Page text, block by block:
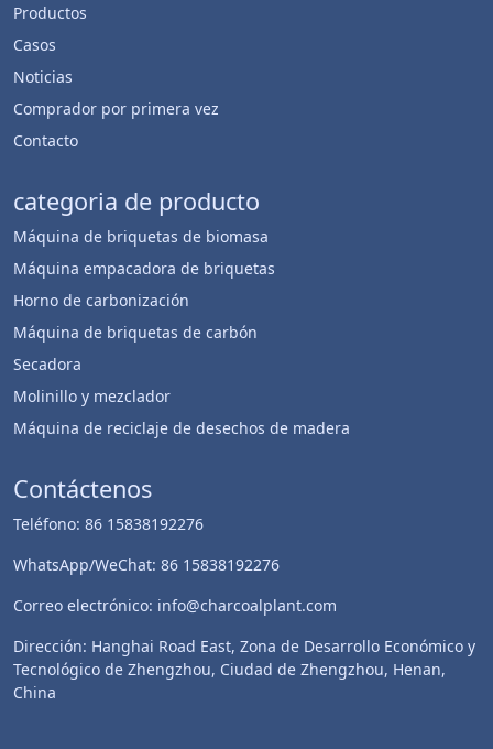
Productos
Casos
Noticias
Comprador por primera vez
Contacto
categoria de producto
Máquina de briquetas de biomasa
Máquina empacadora de briquetas
Horno de carbonización
Máquina de briquetas de carbón
Secadora
Molinillo y mezclador
Máquina de reciclaje de desechos de madera
Contáctenos
Teléfono: 86 15838192276
WhatsApp/WeChat: 86 15838192276
Correo electrónico: info@charcoalplant.com
Dirección: Hanghai Road East, Zona de Desarrollo Económico y
Tecnológico de Zhengzhou, Ciudad de Zhengzhou, Henan,
China